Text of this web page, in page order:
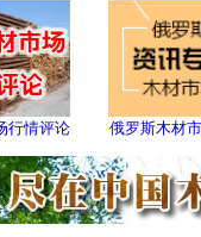
行情评论 俄罗斯木材